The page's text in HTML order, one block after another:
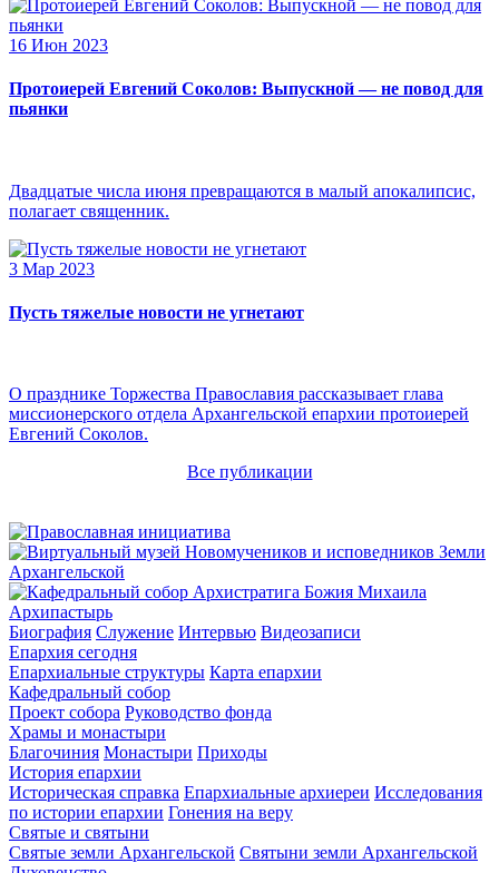
16 Июн 2023
Протоиерей Евгений Соколов: Выпускной — не повод для
пьянки
Двадцатые числа июня превращаются в малый апокалипсис,
полагает священник.
3 Мар 2023
Пусть тяжелые новости не угнетают
О празднике Торжества Православия рассказывает глава
миссионерского отдела Архангельской епархии протоиерей
Евгений Соколов.
Все публикации
Архипастырь
Биография Служение Интервью Видеозаписи
Епархия сегодня
Епархиальные структуры Карта епархии
Кафедральный собор
Проект собора Руководство фонда
Храмы и монастыри
Благочиния Монастыри Приходы
История епархии
Историческая справка Епархиальные архиереи Исследования
по истории епархии Гонения на веру
Святые и святыни
Святые земли Архангельской Святыни земли Архангельской